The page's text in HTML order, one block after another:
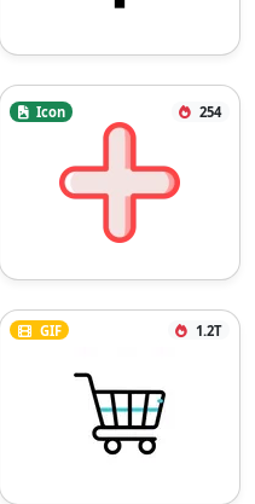
Icon 254
GIF 1.2T